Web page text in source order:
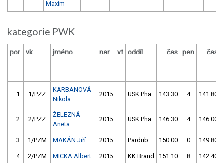
Maxim
kategorie PWK
por. vk jméno nar. vt oddíl čas pen čas
1. 1/PZZ
KARBANOVÁ
Nikola
2015 USK Pha 143.30 4 141.80
2. 2/PZZ
ŽELEZNÁ
Aneta
2015 USK Pha 146.30 4 146.00
3. 1/PZM MAKÁN Jiří 2015 Pardub. 150.00 0 149.80
4. 2/PZM MICKA Albert 2015 KK Brand 151.10 8 142.40